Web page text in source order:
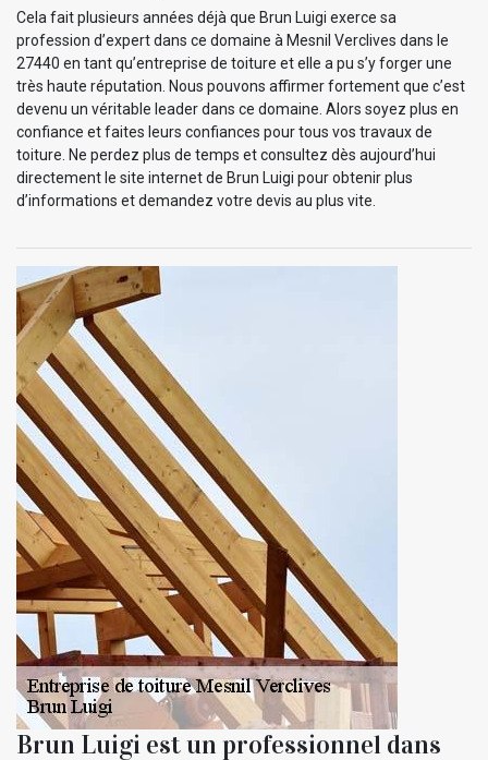
Cela fait plusieurs années déjà que Brun Luigi exerce sa
profession d’expert dans ce domaine à Mesnil Verclives dans le
27440 en tant qu’entreprise de toiture et elle a pu s’y forger une
très haute réputation. Nous pouvons affirmer fortement que c’est
devenu un véritable leader dans ce domaine. Alors soyez plus en
confiance et faites leurs confiances pour tous vos travaux de
toiture. Ne perdez plus de temps et consultez dès aujourd’hui
directement le site internet de Brun Luigi pour obtenir plus
d’informations et demandez votre devis au plus vite.
Brun Luigi est un professionnel dans